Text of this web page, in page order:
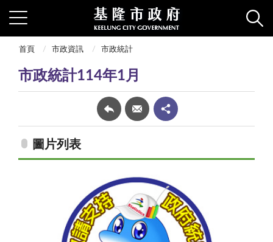
首頁 市政資訊 市政統計
市政統計114年1月
圖片列表